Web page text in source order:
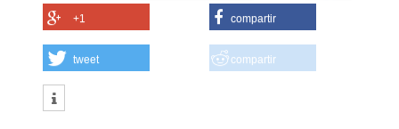
+1 compartir
tweet compartir